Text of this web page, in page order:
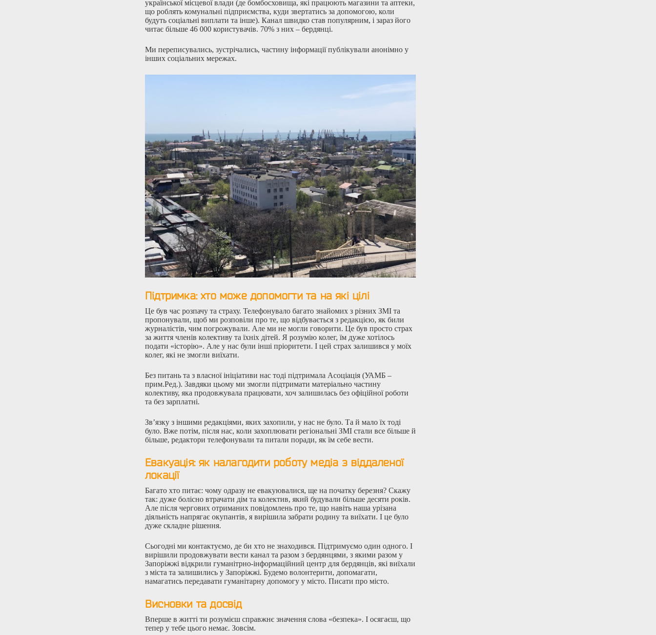
української місцевої влади (де бомбосховища, які працюють магазини та аптеки,
що роблять комунальні підприємства, куди звертатись за допомогою, коли
будуть соціальні виплати та інше). Канал швидко став популярним, і зараз його
читає більше 46 000 користувачів. 70% з них – бердянці.
Ми переписувались, зустрічались, частину інформації публікували анонімно у
інших соціальних мережах.
Підтримка: хто може допомогти та на які цілі
Це був час розпачу та страху. Телефонувало багато знайомих з різних ЗМІ та
пропонували, щоб ми розповіли про те, що відбувається з редакцією, як били
журналістів, чим погрожували. Але ми не могли говорити. Це був просто страх
за життя членів колективу та їхніх дітей. Я розумію колег, їм дуже хотілось
подати «історію». Але у нас були інші пріоритети. І цей страх залишився у моїх
колег, які не змогли виїхати.
Без питань та з власної ініціативи нас тоді підтримала Асоціація (УАМБ –
прим.Ред.). Завдяки цьому ми змогли підтримати матеріально частину
колективу, яка продовжувала працювати, хоч залишилась без офіційної роботи
та без зарплатні.
Зв’язку з іншими редакціями, яких захопили, у нас не було. Та й мало їх тоді
було. Вже потім, після нас, коли захоплювати регіональні ЗМІ стали все більше й
більше, редактори телефонували та питали поради, як їм себе вести.
Евакуація: як налагодити роботу медіа з віддаленої
локації
Багато хто питає: чому одразу не евакуювалися, ще на початку березня? Скажу
так: дуже болісно втрачати дім та колектив, який будували більше десяти років.
Але після чергових отриманих повідомлень про те, що навіть наша урізана
діяльність напрягає окупантів, я вирішила забрати родину та виїхати. І це було
дуже складне рішення.
Сьогодні ми контактуємо, де би хто не знаходився. Підтримуємо один одного. І
вирішили продовжувати вести канал та разом з бердянцями, з якими разом у
Запоріжжі відкрили гуманітрно-інформаційний центр для бердянців, які виїхали
з міста та залишились у Запоріжжі. Будемо волонтерити, допомагати,
намагатись передавати гуманітарну допомогу у місто. Писати про місто.
Висновки та досвід
Вперше в житті ти розумієш справжнє значення слова «безпека». І осягаєш, що
тепер у тебе цього немає. Зовсім.